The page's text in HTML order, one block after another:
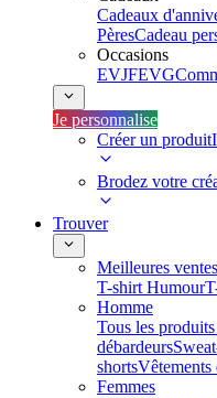
Cadeaux
PèresCadeau
Occasions
EVJFEVG
Je personnalise
Créer un produit
Brodez votre
Trouver
Meilleures ventes
T-shirt Humour
Homme
Tous les
débardeurs
shortsVêtements
Femmes